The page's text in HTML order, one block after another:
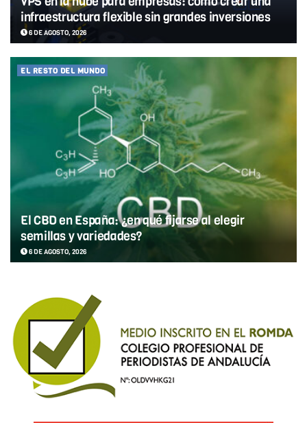
infraestructura flexible sin grandes inversiones
6 DE AGOSTO, 2026
EL RESTO DEL MUNDO
El CBD en España: ¿en qué fijarse al elegir
semillas y variedades?
6 DE AGOSTO, 2026